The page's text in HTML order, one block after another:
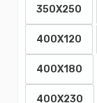
350X250
400X120
400X180
400X230